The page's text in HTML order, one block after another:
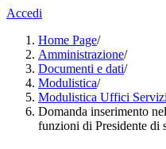
Accedi
Home Page/
Amministrazione/
Documenti e dati/
Modulistica/
Modulistica Uffici
Domanda inserimento
funzioni di Presidente di